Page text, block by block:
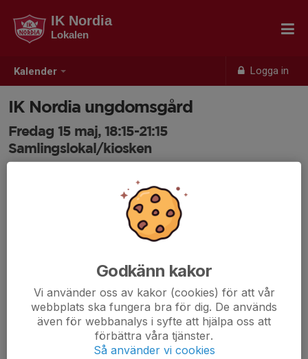
Kalender Logga in
IK Nordia
Lokalen
IK Nordia ungdomsgård
Fredag 15 maj, 18:15-21:15
Samlingslokal/kiosken
Godkänn kakor
Vi använder oss av kakor (cookies) för att vår
webbplats ska fungera bra för dig. De används
även för webbanalys i syfte att hjälpa oss att
förbättra våra tjänster.
Så använder vi cookies